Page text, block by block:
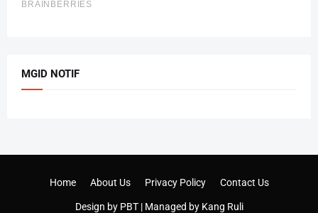
MGID NOTIF
Design by PBT| Managed by Kang Ruli
Home About Us Privacy Policy Contact Us